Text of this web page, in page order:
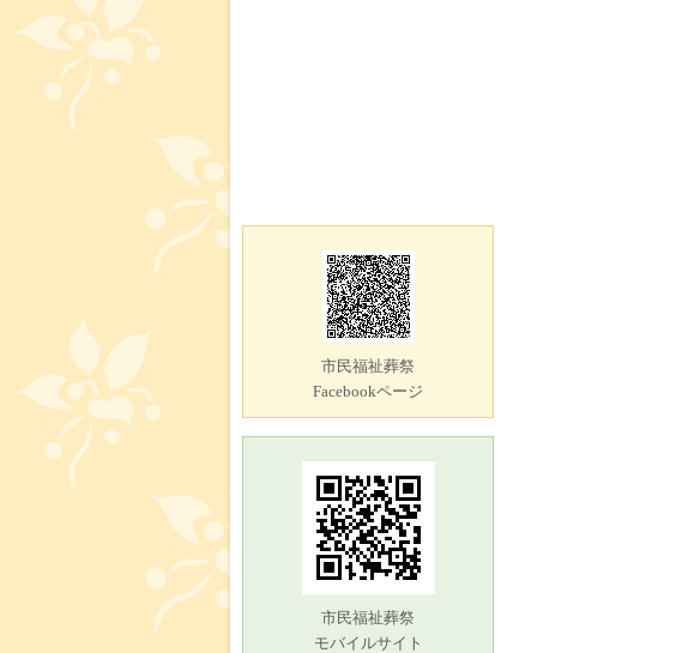
市民福祉葬祭
Facebookページ
市民福祉葬祭
モバイルサイト